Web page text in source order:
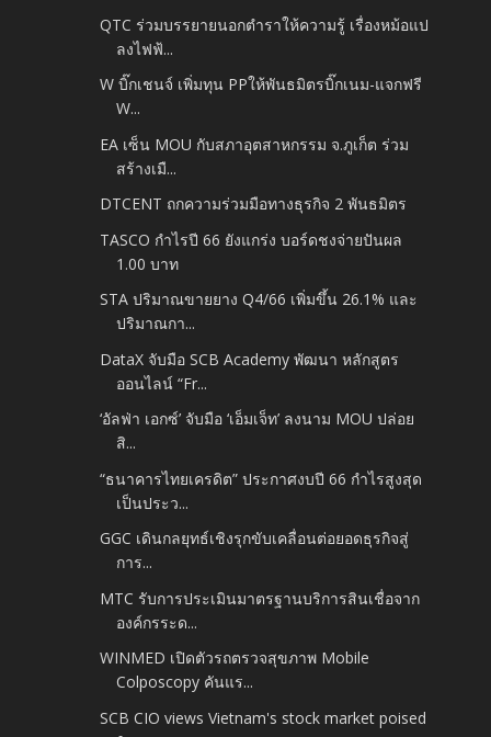
QTC ร่วมบรรยายนอกตำราให้ความรู้ เรื่องหม้อแป
ลงไฟฟ้...
W บิ๊กเชนจ์ เพิ่มทุน PPให้พันธมิตรบิ๊กเนม-แจกฟรี
W...
EA เซ็น MOU กับสภาอุตสาหกรรม จ.ภูเก็ต ร่วม
สร้างเมื...
DTCENT ถกความร่วมมือทางธุรกิจ 2 พันธมิตร
TASCO กำไรปี 66 ยังแกร่ง บอร์ดชงจ่ายปันผล
1.00 บาท
STA ปริมาณขายยาง Q4/66 เพิ่มขึ้น 26.1% และ
ปริมาณกา...
DataX จับมือ SCB Academy พัฒนา หลักสูตร
ออนไลน์ “Fr...
‘อัลฟ่า เอกซ์’ จับมือ ‘เอ็มเจ็ท’ ลงนาม MOU ปล่อย
สิ...
“ธนาคารไทยเครดิต” ประกาศงบปี 66 กำไรสูงสุด
เป็นประว...
GGC เดินกลยุทธ์เชิงรุกขับเคลื่อนต่อยอดธุรกิจสู่
การ...
MTC รับการประเมินมาตรฐานบริการสินเชื่อจาก
องค์กรระด...
WINMED เปิดตัวรถตรวจสุขภาพ Mobile
Colposcopy คันแร...
SCB CIO views Vietnam's stock market poised